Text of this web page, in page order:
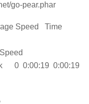
go-pear.phar
Speed Time
0 0:00:19 0:00:19